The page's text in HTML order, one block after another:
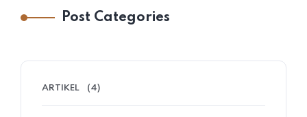
Post Categories
ARTIKEL (4)